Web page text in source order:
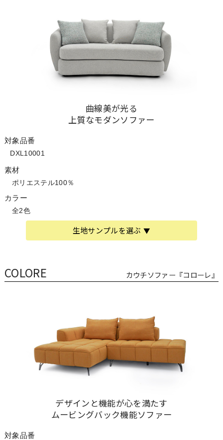
曲線美が光る
上質なモダンソファー
対象品番
DXL10001
素材
ポリエステル100％
カラー
全2色
生地サンプルを選ぶ
COLORE カウチソファー『コローレ』
デザインと機能が心を満たす
ムービングバック機能ソファー
対象品番